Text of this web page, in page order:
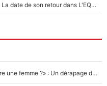
France Pierron sur La Chaîne L'EQUIPE : La date de son retour dans L'EQUIPE de Choc est connue... et c'était très attendu
«LeBron James, as-tu déjà eu envie d’être une femme ?» : Un dérapage de Donald Trump sur la superstar de la NBA refait surface